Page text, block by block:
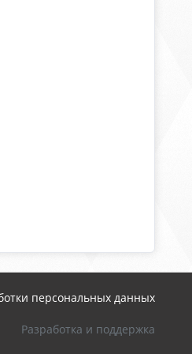
персональных данных
Разработка и поддержка